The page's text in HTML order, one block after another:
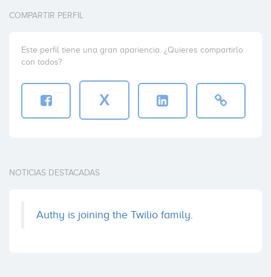
COMPARTIR PERFIL
Este perfil tiene una gran apariencia. ¿Quieres compartirlo
con todos?
X
NOTICIAS DESTACADAS
Authy is joining the Twilio family.